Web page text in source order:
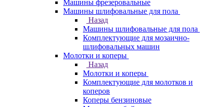
Машины фрезеровальные
Машины шлифовальные для пола
Назад
Машины шлифовальные для пола
Комплектующие для мозаично-
шлифовальных машин
Молотки и коперы
Назад
Молотки и коперы
Комплектующие для молотков и
коперов
Коперы бензиновые